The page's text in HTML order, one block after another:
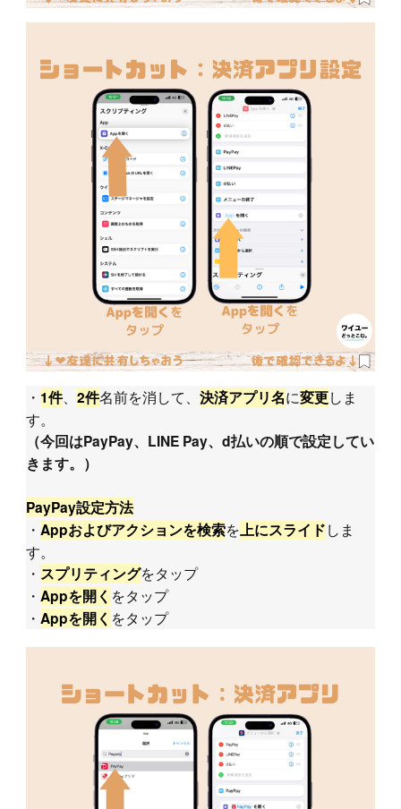
・ 1件、 2件名前を消して、 決済アプリ名に変更しま
す。
（今回はPayPay、LINE Pay、d払いの順で設定してい
きます。）
PayPay設定方法
・ Appおよびアクションを検索を上にスライドしま
す。
・ スプリティングをタップ
・ Appを開く をタップ
・ Appを開く をタップ